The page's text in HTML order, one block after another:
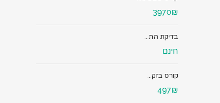
3970₪
בדיקת הת...
חינם
קורס בזק...
497₪